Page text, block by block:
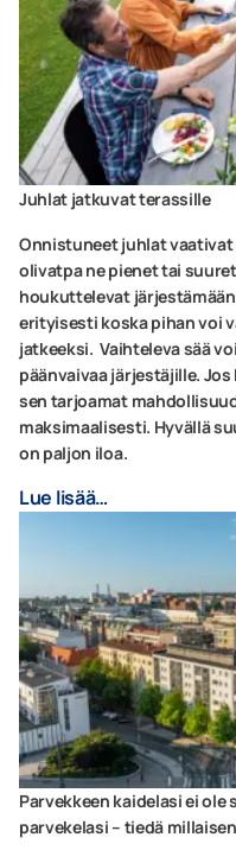
Juhlat jatkuvat terassille
Onnistuneet juhlat
olivatpa ne pienet tai
houkuttelevat
erityisesti koska pihan voi
jatkeeksi. Vaihteleva sää
päänvaivaa järjestäjille.
sen tarjoamat
maksimaalisesti. Hyvällä
on paljon iloa.
Lue lisää…
Parvekkeen kaidelasi ei ole
parvekelasi – tiedä